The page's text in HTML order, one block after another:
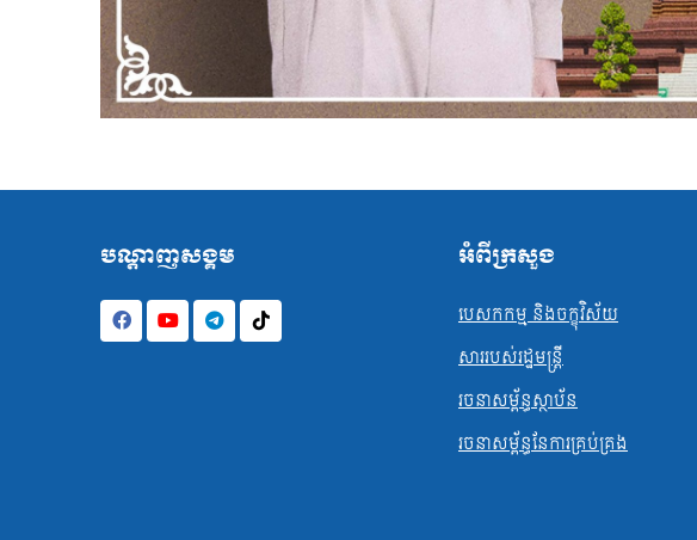
បណ្ដាញសង្គម អំពីក្រសួង
បេសកកម្ម និងចក្ខុវិស័យ
សាររបស់រដ្ឋមន្ត្រី
រចនាសម្ព័ន្ធស្ថាប័ន
រចនាសម្ព័ន្ធនែការគ្រប់គ្រង